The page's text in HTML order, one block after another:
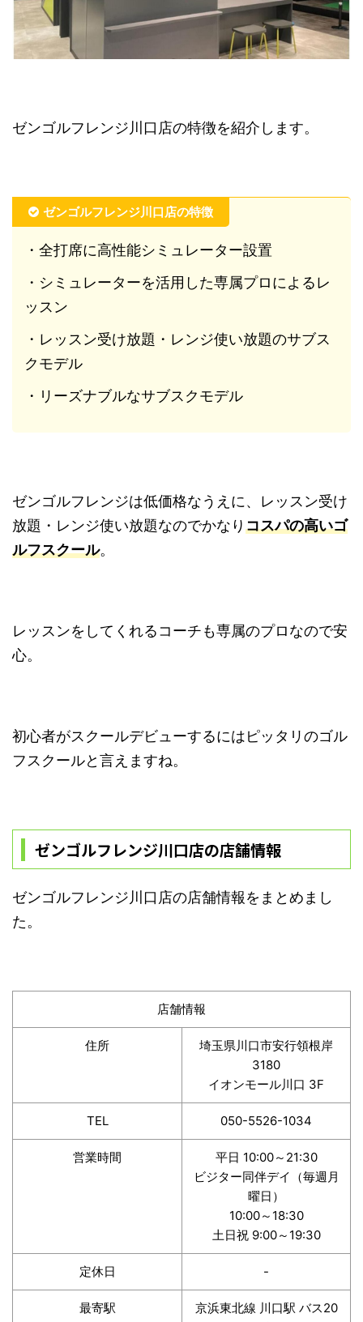
ゼンゴルフレンジ川口店の特徴を紹介します。
ゼンゴルフレンジ川口店の特徴
・全打席に高性能シミュレーター設置
・シミュレーターを活用した専属プロによるレ
ッスン
・レッスン受け放題・レンジ使い放題のサブス
クモデル
・リーズナブルなサブスクモデル
ゼンゴルフレンジは低価格なうえに、レッスン受け
放題・レンジ使い放題なのでかなりコスパの高いゴ
ルフスクール。
レッスンをしてくれるコーチも専属のプロなので安
心。
初心者がスクールデビューするにはピッタリのゴル
フスクールと言えますね。
ゼンゴルフレンジ川口店の店舗情報
ゼンゴルフレンジ川口店の店舗情報をまとめまし
た。
店舗情報
住所
埼玉県川口市安行領根岸
3180
イオンモール川口 3F
TEL 050-5526-1034
営業時間
平日 10:00～21:30
ビジター同伴デイ（毎週月
曜日）
10:00～18:30
土日祝 9:00～19:30
定休日 -
最寄駅
京浜東北線 川口駅 バス20